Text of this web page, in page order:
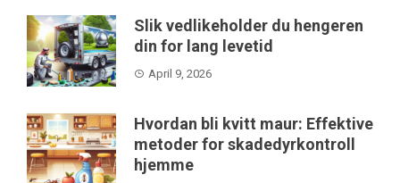
Slik vedlikeholder du hengeren
din for lang levetid
April 9, 2026
Hvordan bli kvitt maur: Effektive
metoder for skadedyrkontroll
hjemme